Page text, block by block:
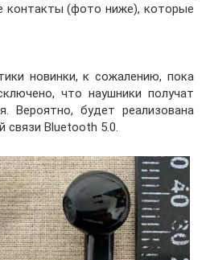
контакты (фото ниже), которые
новинки, к сожалению, пока
что наушники получат
Вероятно, будет реализована
связи Bluetooth 5.0.